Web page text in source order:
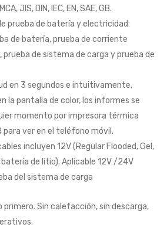
JlS, DIN, IEC, EN, SAE, GB.
prueba de batería y electricidad:
de batería, prueba de corriente
de sistema de carga y prueba de
en 3 segundos e intuitivamente,
la pantalla de color, los informes se
momento por impresora térmica
para ver en el teléfono móvil.
incluyen 12V (Regular Flooded, Gel,
batería de litio). Aplicable 12V /24V
del sistema de carga
primero. Sin calefacción, sin descarga,